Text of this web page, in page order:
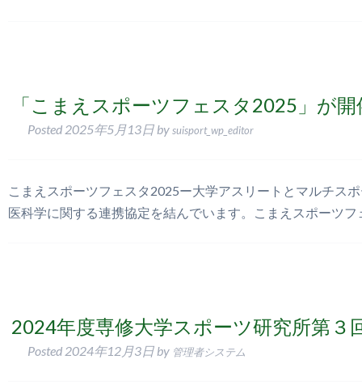
「こまえスポーツフェスタ2025」が
Posted 2025年5月13日 bysuisport_wp_editor
こまえスポーツフェスタ2025ー大学アスリートとマルチス
医科学に関する連携協定を結んでいます。こまえスポーツ
2024年度専修大学スポーツ研究所第３
Posted 2024年12月3日 by 管理者システム